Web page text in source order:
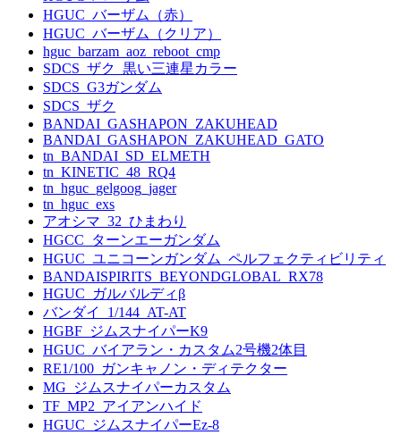
HGUC_バーザム（赤）
HGUC_バーザム（クリア）
hguc_barzam_aoz_reboot_cmp
SDCS_ザク_黒い三連星カラー
SDCS_G3ガンダム
SDCS_ザク
BANDAI_GASHAPON_ZAKUHEAD
BANDAI_GASHAPON_ZAKUHEAD_GATO
tn_BANDAI_SD_ELMETH
tn_KINETIC_48_RQ4
tn_hguc_gelgoog_jager
tn_hguc_exs
アオシマ_32_ひまわり
HGCC_ターンエーガンダム
HGUC_ユニコーンガンダム_ペルフェクティビリティ
BANDAISPIRITS_BEYONDGLOBAL_RX78
HGUC_ガルバルディβ
バンダイ_1/144_AT-AT
HGBF_ジムスナイパーK9
HGUC_バイアラン・カスタム2号機2体目
RE1/100_ガンキャノン・ディテクター
MG_ジムスナイパーカスタム
TF_MP2_アイアンハイド
HGUC_ジムスナイパーEz-8